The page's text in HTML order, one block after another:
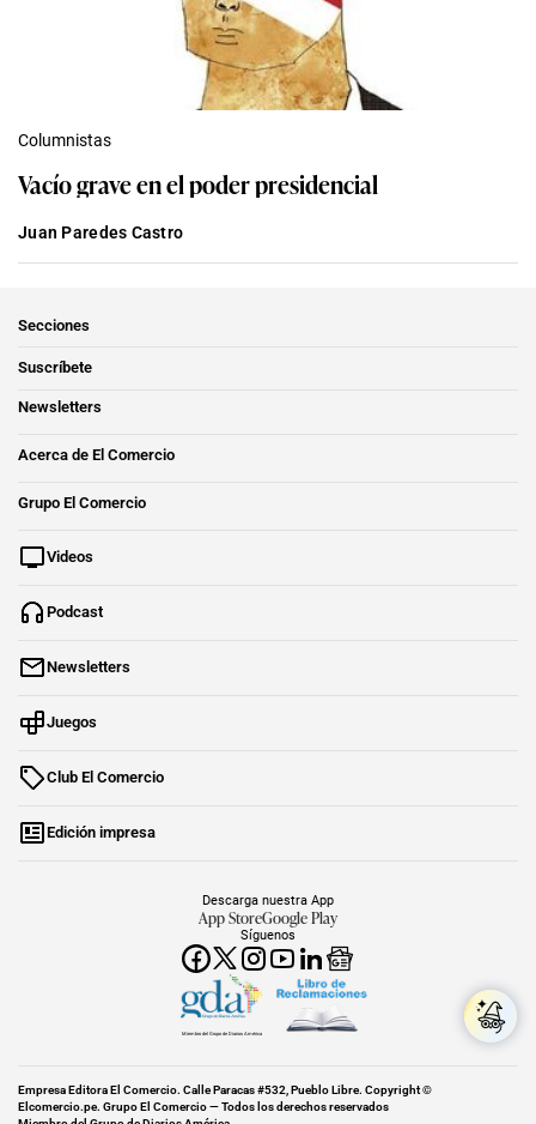
Columnistas
Vacío grave en el poder presidencial
Juan Paredes Castro
Secciones
Suscríbete
Newsletters
Acerca de El Comercio
Grupo El Comercio
Videos
Podcast
Newsletters
Juegos
Club El Comercio
Edición impresa
Síguenos
Descarga nuestra App
App StoreGoogle Play
Miembro del Grupo de Diarios América
Empresa Editora El Comercio. Calle Paracas #532, Pueblo Libre. Copyright ©
Elcomercio.pe. Grupo El Comercio — Todos los derechos reservados